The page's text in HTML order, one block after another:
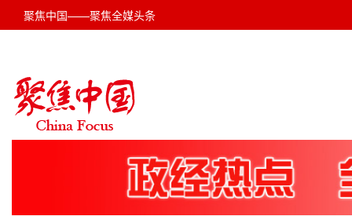
聚焦中国——聚焦全媒头条